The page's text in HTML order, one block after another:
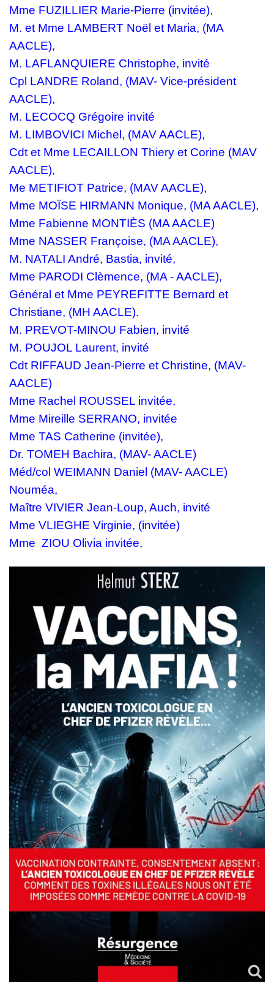
Mme FUZILLIER Marie-Pierre (invitée),
M. et Mme LAMBERT Noël et Maria, (MA
AACLE),
M. LAFLANQUIERE Christophe, invité
Cpl LANDRE Roland, (MAV- Vice-président
AACLE),
M. LECOCQ Grégoire invité
M. LIMBOVICI Michel, (MAV AACLE),
Cdt et Mme LECAILLON Thiery et Corine (MAV
AACLE),
Me METIFIOT Patrice, (MAV AACLE),
Mme MOÏSE HIRMANN Monique, (MA AACLE),
Mme Fabienne MONTIÈS (MA AACLE)
Mme NASSER Françoise, (MA AACLE),
M. NATALI André, Bastia, invité,
Mme PARODI Clèmence, (MA - AACLE),
Général et Mme PEYREFITTE Bernard et
Christiane, (MH AACLE).
M. PREVOT-MINOU Fabien, invité
M. POUJOL Laurent, invité
Cdt RIFFAUD Jean-Pierre et Christine, (MAV-
AACLE)
Mme Rachel ROUSSEL invitée,
Mme Mireille SERRANO, invitée
Mme TAS Catherine (invitée),
Dr. TOMEH Bachira, (MAV- AACLE)
Méd/col WEIMANN Daniel (MAV- AACLE)
Nouméa,
Maître VIVIER Jean-Loup, Auch, invité
Mme VLIEGHE Virginie, (invitée)
Mme ZIOU Olivia invitée,